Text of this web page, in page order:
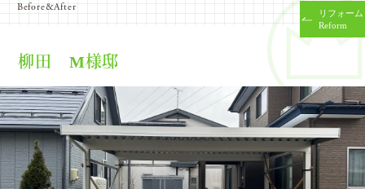
Before&After
リフォーム
Reform
柳田 M様邸